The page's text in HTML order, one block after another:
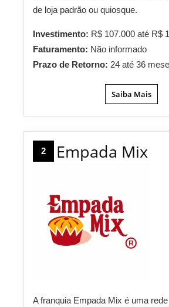
de loja padrão ou quiosque.
Investimento: R$ 107.000 até R$
Faturamento: Não informado
Prazo de Retorno: 24 até 36
Saiba Mais
2 Empada Mix
A franquia Empada Mix é uma